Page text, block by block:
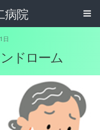
病院
日
ドローム